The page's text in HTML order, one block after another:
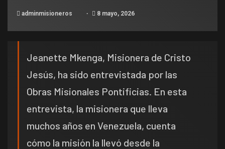
adminmisioneros 8 mayo, 2026
Jeanette Mkenga, Misionera de Cristo
Jesús, ha sido entrevistada por las
Obras Misionales Pontificias. En esta
entrevista, la misionera que lleva
muchos años en Venezuela, cuenta
cómo la misión la llevó desde la